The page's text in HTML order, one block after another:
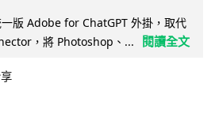
版 Adobe for ChatGPT 外掛，取代
，將 Photoshop、...
閱讀全文